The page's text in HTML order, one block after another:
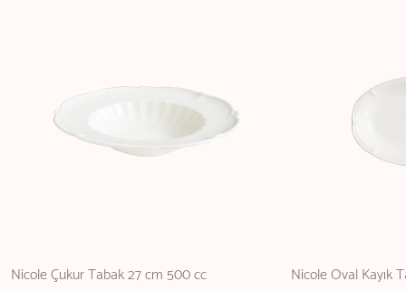
Nicole Çukur Tabak 27 cm 500 cc Nicole Oval Kayık